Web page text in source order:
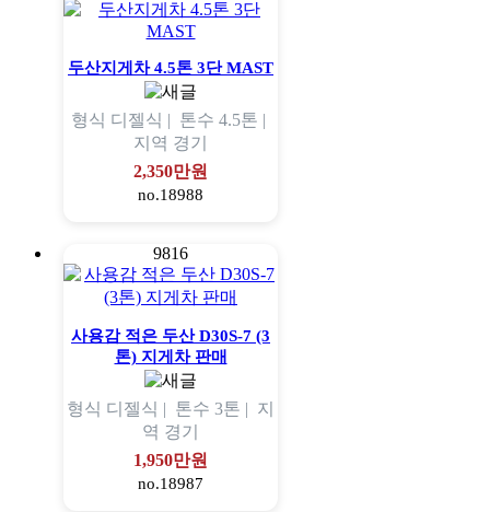
두산지게차 4.5톤 3단 MAST
형식 디젤식 | 톤수 4.5톤 |
지역 경기
2,350만원
no.18988
9816
사용감 적은 두산 D30S-7 (3
톤) 지게차 판매
형식 디젤식 | 톤수 3톤 | 지
역 경기
1,950만원
no.18987